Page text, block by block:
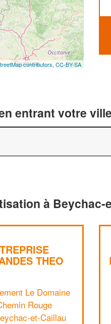
contributors,CC-BY-SA
entrant votre
à Beychac-
THEO
Le Domaine
Rouge
et-Caillau